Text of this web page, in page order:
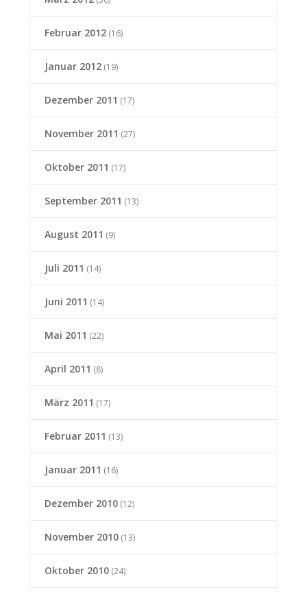
Februar 2012(16)
Januar 2012(19)
Dezember 2011 (17)
November 2011 (27)
Oktober 2011 (17)
September 2011 (13)
August 2011 (9)
Juli 2011 (14)
Juni 2011 (14)
Mai 2011 (22)
April 2011 (8)
März 2011 (17)
Februar 2011 (13)
Januar 2011 (16)
Dezember 2010(12)
November 2010(13)
Oktober 2010(24)